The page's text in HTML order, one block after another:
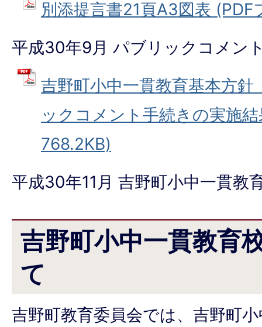
別添提言書21頁A3図表
平成30年9月 パブリックコメン
吉野町小中一貫教育基本方
ックコメント手続きの実施
768.2KB)
平成30年11月 吉野町小中一貫教
吉野町小中一貫教育
て
吉野町教育委員会では、吉野町